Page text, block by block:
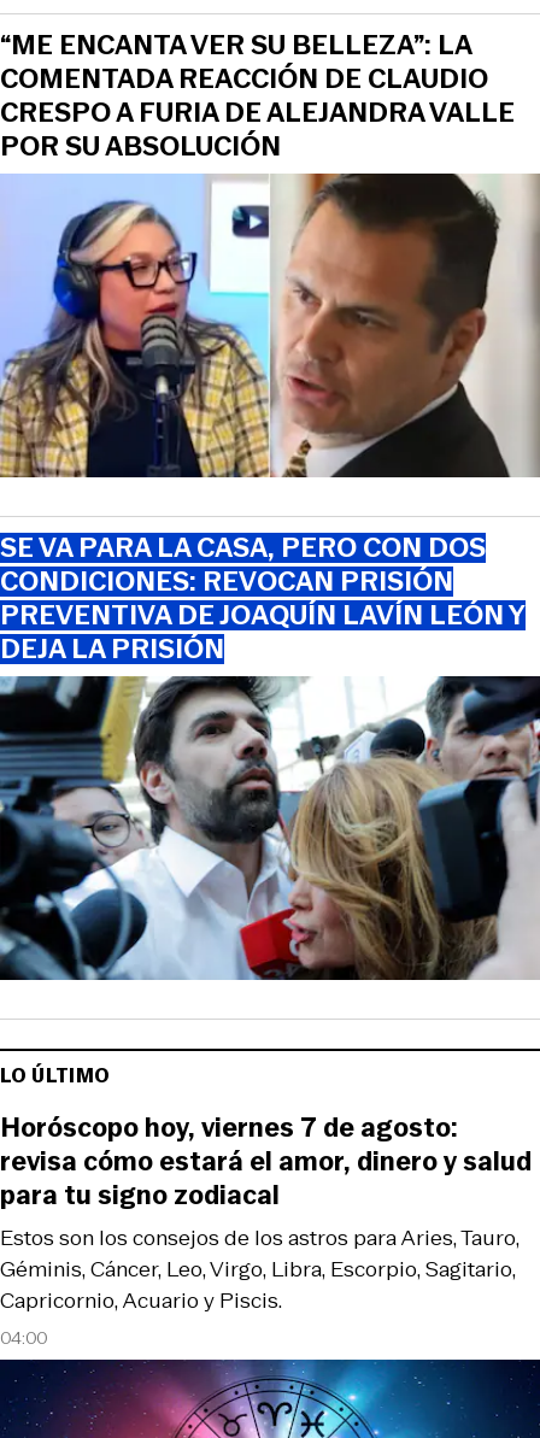
“ME ENCANTA VER SU BELLEZA”: LA
COMENTADA REACCIÓN DE CLAUDIO
CRESPO A FURIA DE ALEJANDRA VALLE
POR SU ABSOLUCIÓN
SE VA PARA LA CASA, PERO CON DOS
CONDICIONES: REVOCAN PRISIÓN
PREVENTIVA DE JOAQUÍN LAVÍN LEÓN Y
DEJA LA PRISIÓN
LO ÚLTIMO
04:00
Estos son los consejos de los astros para Aries, Tauro,
Géminis, Cáncer, Leo, Virgo, Libra, Escorpio, Sagitario,
Capricornio, Acuario y Piscis.
Horóscopo hoy, viernes 7 de agosto:
revisa cómo estará el amor, dinero y salud
para tu signo zodiacal